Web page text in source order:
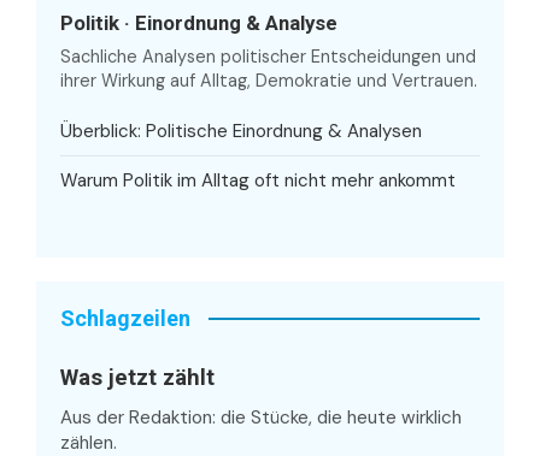
Politik · Einordnung & Analyse
Sachliche Analysen politischer Entscheidungen und
ihrer Wirkung auf Alltag, Demokratie und Vertrauen.
Überblick: Politische Einordnung & Analysen
Warum Politik im Alltag oft nicht mehr ankommt
Schlagzeilen
Was jetzt zählt
Aus der Redaktion: die Stücke, die heute wirklich
zählen.